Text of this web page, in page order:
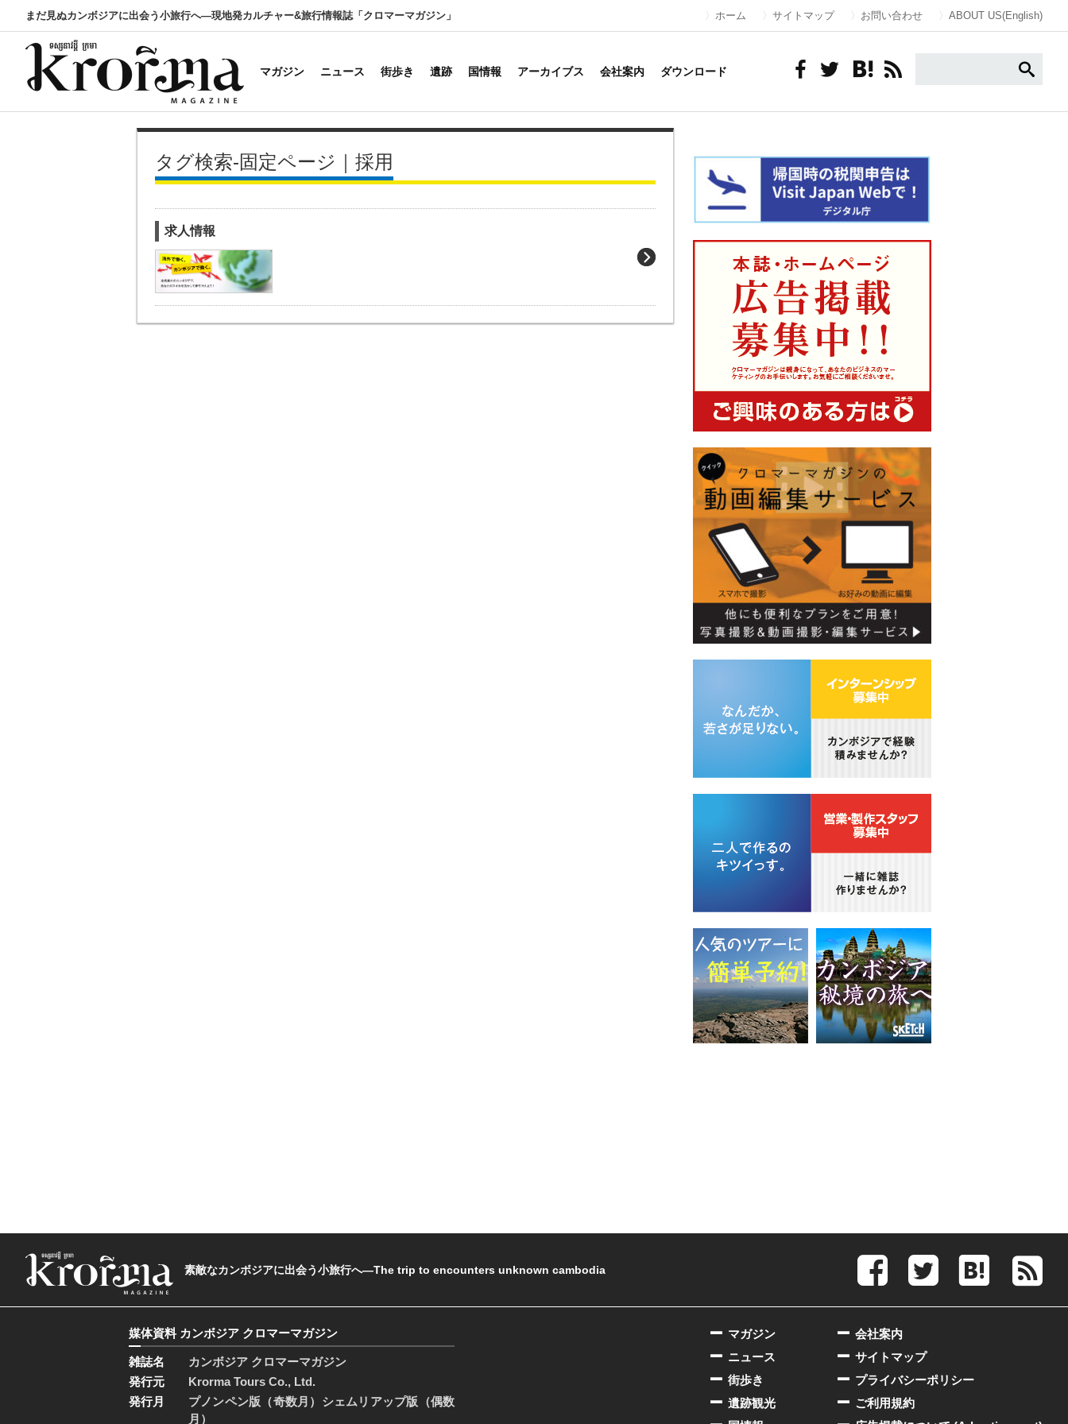
まだ見ぬカンボジアに出会う小旅行へ―現地発カルチャー&旅行情報誌「クロマーマガジン」 ホーム サイトマップ お問い合わせ ABOUT US(English)
マガジン ニュース 街歩き 遺跡 国情報 アーカイブス 会社案内 ダウンロード
タグ検索-固定ページ｜採用
求人情報
素敵なカンボジアに出会う小旅行へ―The trip to encounters unknown cambodia
媒体資料 カンボジア クロマーマガジン
雑誌名
カンボジア クロマーマガジン
発行元
Krorma Tours Co., Ltd.
発行月
プノンペン版（奇数月）シェムリアップ版（偶数
月）
会社案内
サイトマップ
プライバシーポリシー
ご利用規約
マガジン
ニュース
街歩き
遺跡観光